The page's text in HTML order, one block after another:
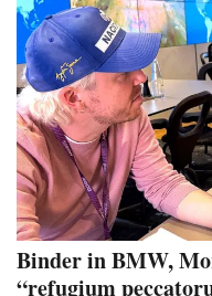
Binder in BMW,
“refugium